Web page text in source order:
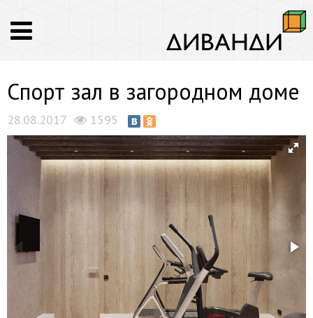
Спорт зал в загородном доме
28.08.2017 1595